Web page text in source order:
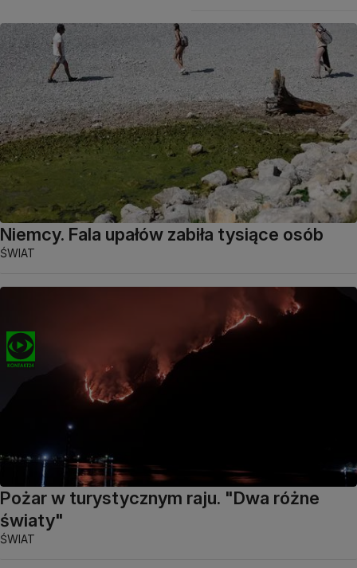
Niemcy. Fala upałów zabiła tysiące osób
ŚWIAT
Pożar w turystycznym raju. "Dwa różne
światy"
ŚWIAT